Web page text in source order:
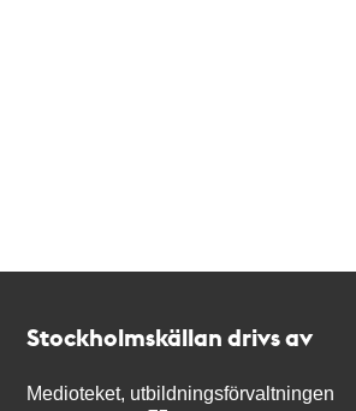
Stockholmskällan drivs av
Medioteket, utbildningsförvaltningen